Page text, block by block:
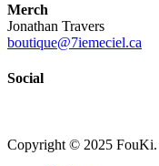
Merch
Jonathan Travers
boutique@7iemeciel.ca
Social
Copyright © 2025 FouKi.